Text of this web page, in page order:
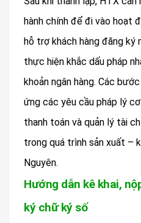
hành chính để đi vào hoạt
hỗ trợ khách hàng đăng ký
thực hiện khắc dấu pháp
khoản ngân hàng. Các
ứng các yêu cầu pháp lý
thanh toán và quản lý tài
trong quá trình sản xuất –
Nguyên.
Hướng dẫn kê khai,
ký chữ ký số